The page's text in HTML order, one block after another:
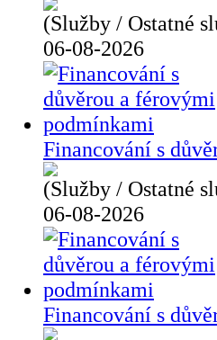
(Služby / Ostatné
06-08-2026
Financování s
(Služby / Ostatné
06-08-2026
Financování s